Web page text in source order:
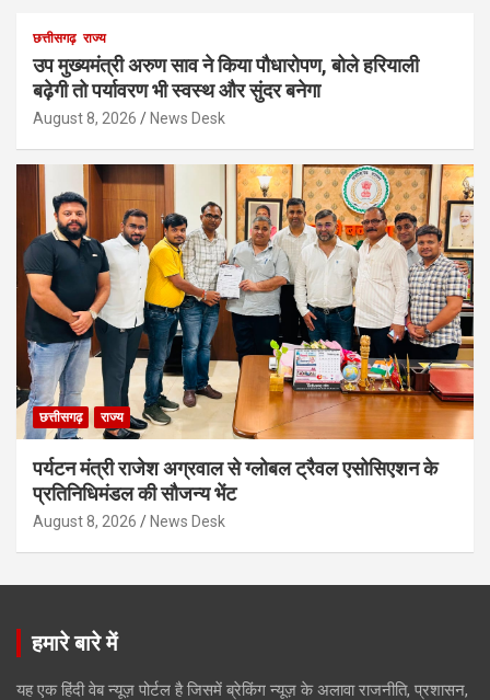
छत्तीसगढ़ राज्य
उप मुख्यमंत्री अरुण साव ने किया पौधारोपण, बोले हरियाली
बढ़ेगी तो पर्यावरण भी स्वस्थ और सुंदर बनेगा
August 8, 2026 News Desk
छत्तीसगढ़ राज्य
पर्यटन मंत्री राजेश अग्रवाल से ग्लोबल ट्रैवल एसोसिएशन के
प्रतिनिधिमंडल की सौजन्य भेंट
August 8, 2026 News Desk
हमारे बारे में
यह एक हिंदी वेब न्यूज़ पोर्टल है जिसमें ब्रेकिंग न्यूज़ के अलावा राजनीति, प्रशासन,